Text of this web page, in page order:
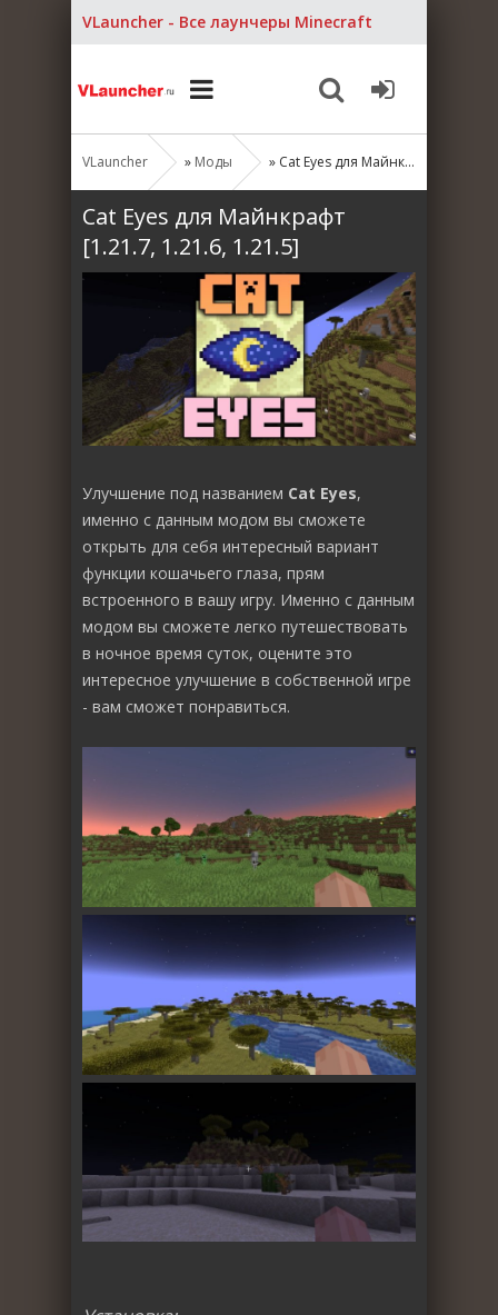
VLauncher - Все лаунчеры Minecraft
VLauncher » Моды » Cat Eyes для Майнкрафт [1.21.7, 1.21.6, 1.21.5]
Cat Eyes для Майнкрафт
[1.21.7, 1.21.6, 1.21.5]
Улучшение под названием Cat Eyes,
именно с данным модом вы сможете
открыть для себя интересный вариант
функции кошачьего глаза, прям
встроенного в вашу игру. Именно с данным
модом вы сможете легко путешествовать
в ночное время суток, оцените это
интересное улучшение в собственной игре
- вам сможет понравиться.